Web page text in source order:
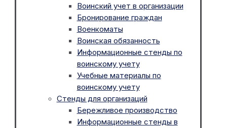
Воинский учет в организации
Бронирование граждан
Военкоматы
Воинская обязанность
Информационные стенды по
воинскому учету
Учебные материалы по
воинскому учету
Стенды для организаций
Бережливое производство
Информационные стенды в